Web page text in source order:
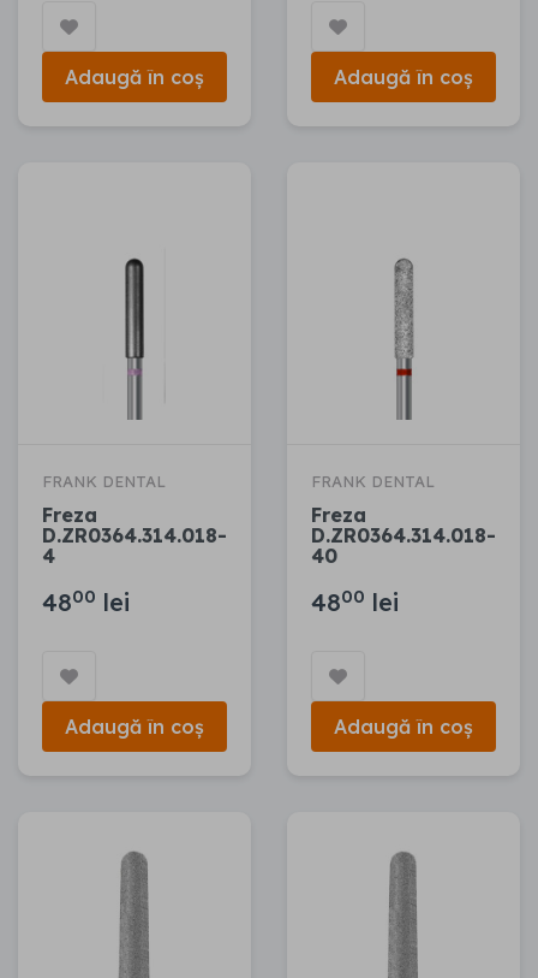
Adaugă în coș Adaugă în coș
FRANK DENTAL
Freza
D.ZR0364.314.018-
4
4800 lei
Adaugă în coș
FRANK DENTAL
Freza
D.ZR0364.314.018-
40
4800 lei
Adaugă în coș